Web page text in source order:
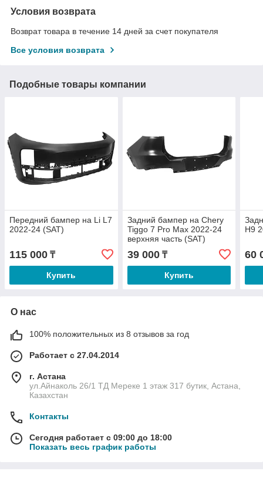
Условия возврата
Возврат товара в течение 14 дней за счет покупателя
Все условия возврата
Подобные товары компании
Передний бампер на Li L7
2022-24 (SAT)
115 000 ₸
Купить
Задний бампер на Chery
Tiggo 7 Pro Max 2022-24
верхняя часть (SAT)
39 000₸
Купить
H9
60
О нас
100% положительных из 8 отзывов за год
Работает с 27.04.2014
г. Астана
ул.Айнаколь 26/1 ТД Мереке 1 этаж 317 бутик, Астана,
Казахстан
Контакты
Сегодня работает с 09:00 до 18:00
Показать весь график работы